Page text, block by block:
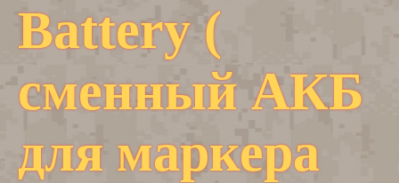
Battery (
сменный АКБ
для маркера